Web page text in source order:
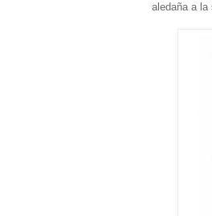
aledaña a la